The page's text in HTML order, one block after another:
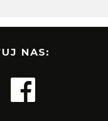
NAS: